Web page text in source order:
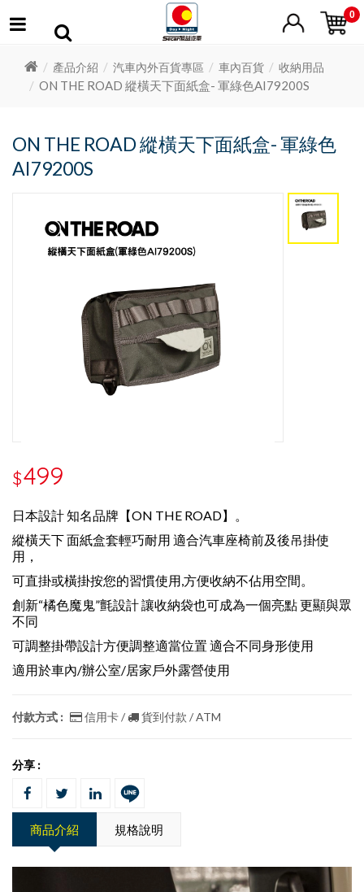
0
產品介紹 汽車內外百貨專區 車內百貨 收納用品
ON THE ROAD 縱橫天下面紙盒- 軍綠色AI79200S
ON THE ROAD 縱橫天下面紙盒- 軍綠色
AI79200S
$499
日本設計 知名品牌【ON THE ROAD】。
縱橫天下 面紙盒套輕巧耐用 適合汽車座椅前及後吊掛使
用，
可直掛或橫掛按您的習慣使用,方便收納不佔用空間。
創新“橘色魔鬼”氈設計 讓收納袋也可成為一個亮點 更顯與眾
不同
可調整掛帶設計方便調整適當位置 適合不同身形使用
適用於車內/辦公室/居家戶外露營使用
付款方式 : 信用卡 / 貨到付款 / ATM
分享 :
商品介紹 規格說明